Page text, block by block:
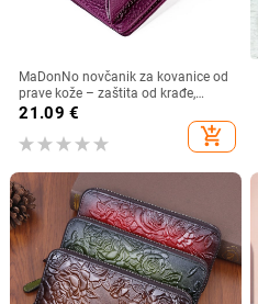
MaDonNo novčanik za kovanice od
prave kože – zaštita od krađe,
proširivi, podstava od poliestera,
21.09 €
add_shopping_cart